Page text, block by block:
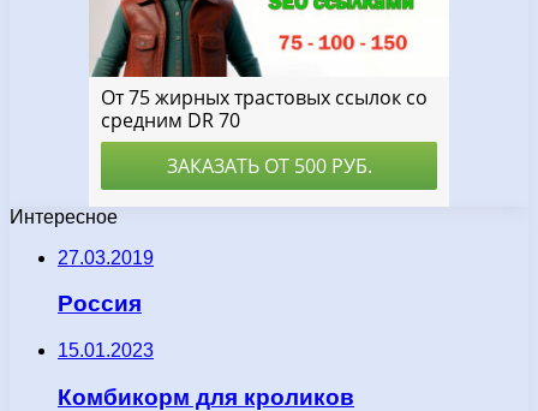
Интересное
27.03.2019
Россия
15.01.2023
Комбикорм для кроликов